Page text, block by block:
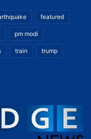
featured
pm modi
train trump